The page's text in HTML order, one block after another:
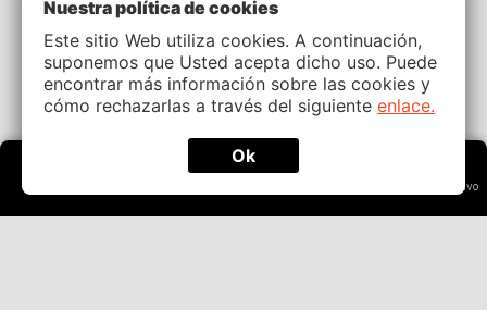
Casino En Vivo
Nuestra política de cookies
Este sitio Web utiliza cookies. A continuación,
suponemos que Usted acepta dicho uso. Puede
encontrar más información sobre las cookies y
cómo rechazarlas a través del siguiente enlace.
Ok